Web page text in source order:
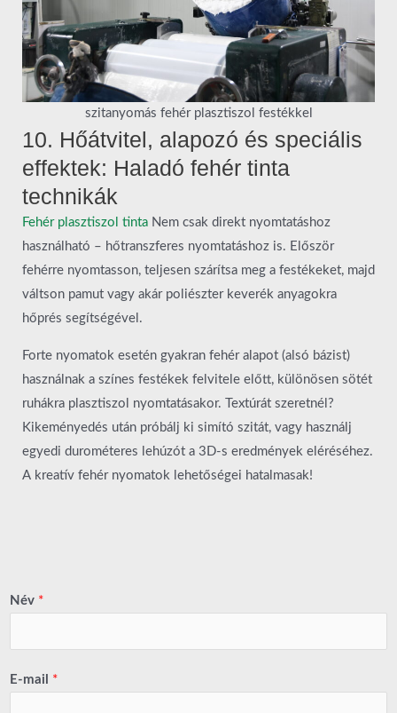
szitanyomás fehér plasztiszol festékkel
10. Hőátvitel, alapozó és speciális
effektek: Haladó fehér tinta
technikák
Fehér plasztiszol tinta Nem csak direkt nyomtatáshoz
használható – hőtranszferes nyomtatáshoz is. Először
fehérre nyomtasson, teljesen szárítsa meg a festékeket, majd
váltson pamut vagy akár poliészter keverék anyagokra
hőprés segítségével.
Forte nyomatok esetén gyakran fehér alapot (alsó bázist)
használnak a színes festékek felvitele előtt, különösen sötét
ruhákra plasztiszol nyomtatásakor. Textúrát szeretnél?
Kikeményedés után próbálj ki simító szitát, vagy használj
egyedi durométeres lehúzót a 3D-s eredmények eléréséhez.
A kreatív fehér nyomatok lehetőségei hatalmasak!
Név *
E-mail *